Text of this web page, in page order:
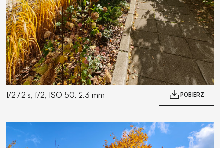
1/272 s, f/2, ISO 50, 2.3 mm POBIERZ